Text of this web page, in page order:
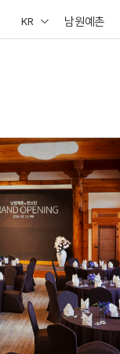
KR 남원예촌